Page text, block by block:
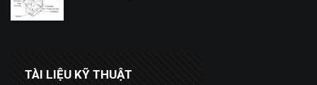
TÀI LIỆU KỸ THUẬT